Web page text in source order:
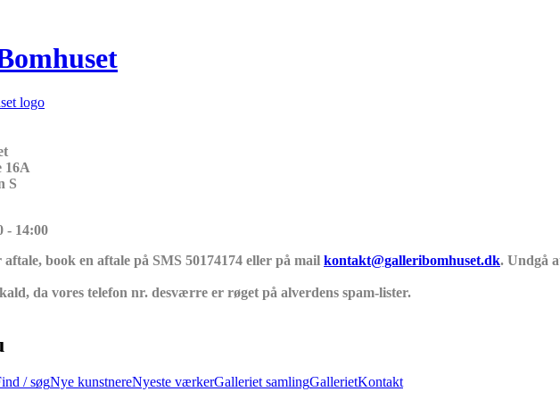
16A
S
- 14:00
book en aftale på SMS 50174174 eller på mail kontakt@galleribomhuset.dk. Undgå
da vores telefon nr. desværre er røget på alverdens spam-lister.
/ søgNye kunstnereNyeste værkerGalleriet samlingGallerietKontakt